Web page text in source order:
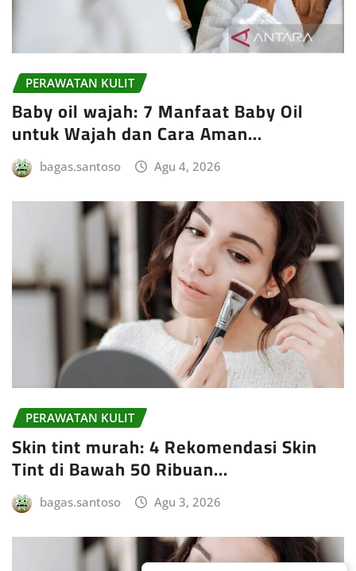
PERAWATAN KULIT
Baby oil wajah: 7 Manfaat Baby Oil
untuk Wajah dan Cara Aman…
bagas.santoso Agu 4, 2026
PERAWATAN KULIT
Skin tint murah: 4 Rekomendasi Skin
Tint di Bawah 50 Ribuan…
bagas.santoso Agu 3, 2026